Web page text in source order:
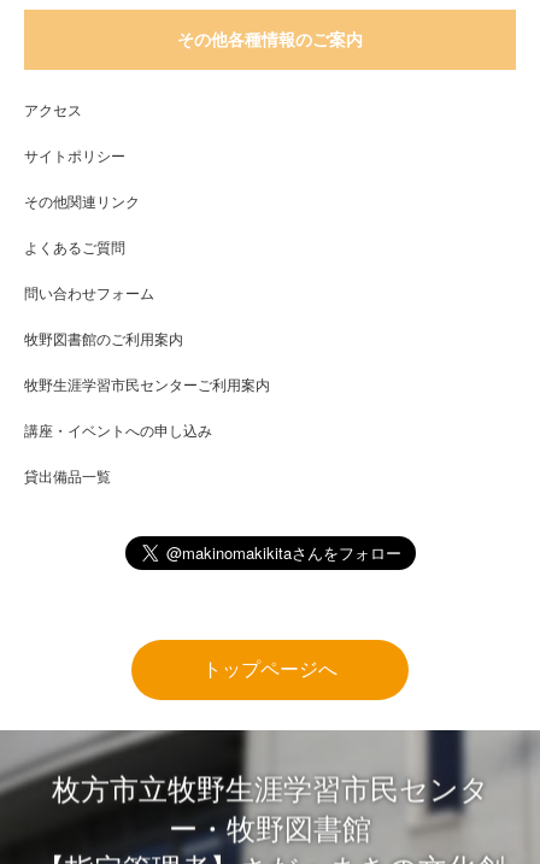
その他各種情報のご案内
アクセス
サイトポリシー
その他関連リンク
よくあるご質問
問い合わせフォーム
牧野図書館のご利用案内
牧野生涯学習市民センターご利用案内
講座・イベントへの申し込み
貸出備品一覧
トップページへ
枚方市立牧野生涯学習市民センタ
ー・牧野図書館